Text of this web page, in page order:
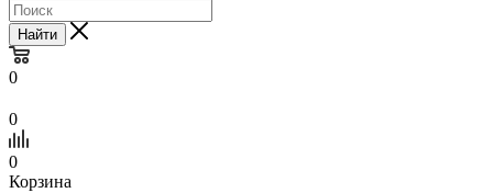
Найти
0
0
0
Корзина